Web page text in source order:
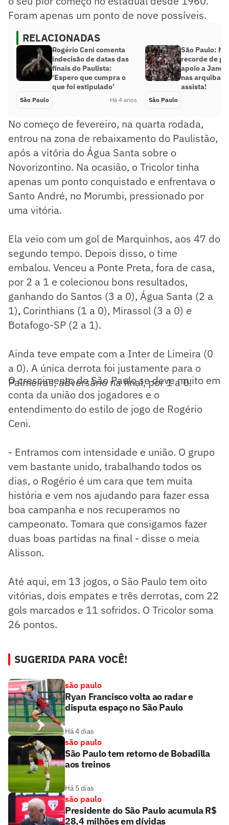
Foram apenas um ponto de nove possíveis.
RELACIONADAS
Rogério Ceni comenta
indecisão de datas das
finais do Paulista:
‘Espero que cumpra o
que foi estipulado’
São Paulo Há 4 anos
São Paulo:
recorde de
apoio a
nas
assista!
São Paulo
No começo de fevereiro, na quarta rodada,
entrou na zona de rebaixamento do Paulistão,
após a vitória do Água Santa sobre o
Novorizontino. Na ocasião, o Tricolor tinha
apenas um ponto conquistado e enfrentava o
Santo André, no Morumbi, pressionado por
uma vitória.
Ela veio com um gol de Marquinhos, aos 47 do
segundo tempo. Depois disso, o time
embalou. Venceu a Ponte Preta, fora de casa,
por 2 a 1 e colecionou bons resultados,
ganhando do Santos (3 a 0), Água Santa (2 a
1), Corinthians (1 a 0), Mirassol (3 a 0) e
Botafogo-SP (2 a 1).
Ainda teve empate com a Inter de Limeira (0
a 0). A única derrota foi justamente para o
Palmeiras, adversário na final, por 1 a 0.
O crescimento do São Paulo se deve muito em
conta da união dos jogadores e o
entendimento do estilo de jogo de Rogério
Ceni.
- Entramos com intensidade e união. O grupo
vem bastante unido, trabalhando todos os
dias, o Rogério é um cara que tem muita
história e vem nos ajudando para fazer essa
boa campanha e nos recuperamos no
campeonato. Tomara que consigamos fazer
duas boas partidas na final - disse o meia
Alisson.
Até aqui, em 13 jogos, o São Paulo tem oito
vitórias, dois empates e três derrotas, com 22
gols marcados e 11 sofridos. O Tricolor soma
26 pontos.
SUGERIDA PARA VOCÊ!
são paulo
Ryan Francisco volta ao radar e
disputa espaço no São Paulo
Há 4 dias
são paulo
São Paulo tem retorno de Bobadilla
aos treinos
Há 5 dias
são paulo
Presidente do São Paulo acumula R$
28,4 milhões em dívidas